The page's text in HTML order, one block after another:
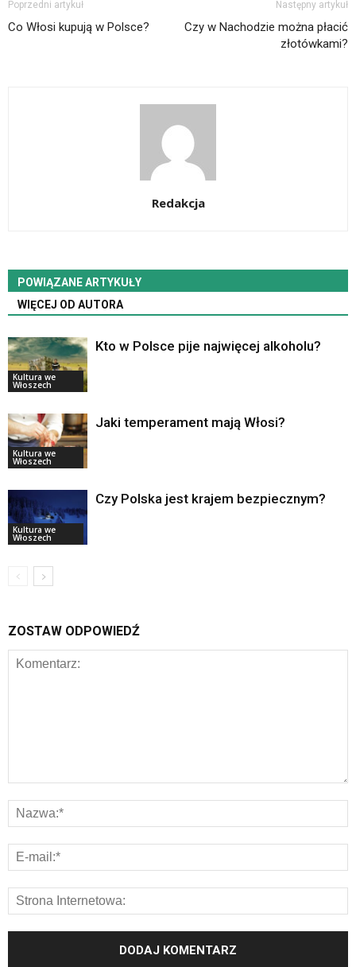
Poprzedni artykuł
Co Włosi kupują w Polsce?
Następny artykuł
Czy w Nachodzie można płacić
złotówkami?
Redakcja
POWIĄZANE ARTYKUŁY
WIĘCEJ OD AUTORA
Kultura we
Włoszech
Kto w Polsce pije najwięcej alkoholu?
Kultura we
Włoszech
Jaki temperament mają Włosi?
Kultura we
Włoszech
Czy Polska jest krajem bezpiecznym?
ZOSTAW ODPOWIEDŹ